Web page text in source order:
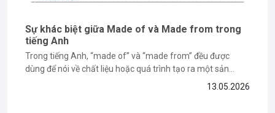
Sự khác biệt giữa Made of và Made from trong
tiếng Anh
Trong tiếng Anh, “made of” và “made from” đều được
dùng để nói về chất liệu hoặc quá trình tạo ra một sản
phẩm. Tuy nhiên, nhiều người học vẫn dễ nhầm lẫn vì hai
13.05.2026